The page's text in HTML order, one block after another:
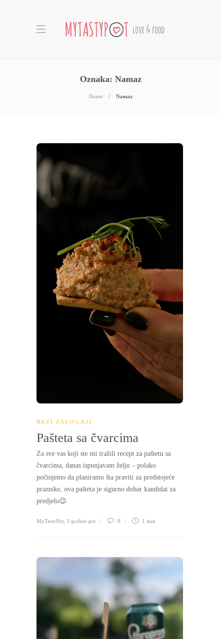
Oznaka: Namaz
Home Namaz
BRZI ZALOGAJI
Pašteta sa čvarcima
Za sve vas koji ste mi tražili recept za paštetu sa
čvarcima, danas ispunjavam želju – polako
počinjemo da planiramo šta praviti za predstojeće
praznike, ova pašteta je sigurno dobar kandidat za
predjelo😉
MyTastyPot, 3 godine pre 0 1 min